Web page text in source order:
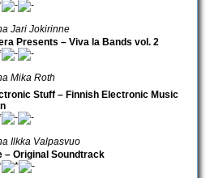
Jari Jokirinne
Presents – Viva la Bands vol. 2
Mika Roth
Stuff – Finnish Electronic Music
Ilkka Valpasvuo
– Original Soundtrack